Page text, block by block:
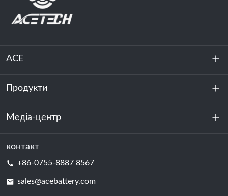
ACE
Про нас
Стійкість
Продукти
Зберігання енергії
Центр обробки даних та серверна кімната
Медіа-центр
Новини
контакт
+86-0755-8887 8567
sales@acebattery.com